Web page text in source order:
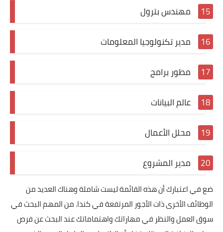
مهندس بترول
مدير تكنولوجيا المعلومات
مطور برامج
عالم البيانات
محلل الأعمال
مدير المشروع
ضع في اعتبارك أن هذه القائمة ليست شاملة وهناك العديد من
الوظائف الأخرى ذات الأجور المرتفعة في كندا. من المهم البحث في
سوق العمل والنظر في مهاراتك واهتماماتك عند البحث عن فرص